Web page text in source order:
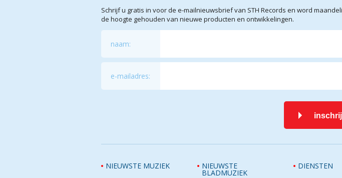
Schrijf u gratis in voor de e-mailnieuwsbrief van STH Records en word
de hoogte gehouden van nieuwe producten en ontwikkelingen.
naam:
e-mailadres:
NIEUWSTE MUZIEK NIEUWSTE
BLADMUZIEK
DIENSTEN